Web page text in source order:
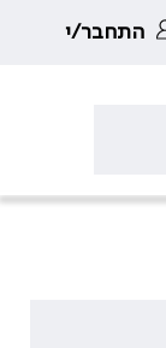
התחבר/י